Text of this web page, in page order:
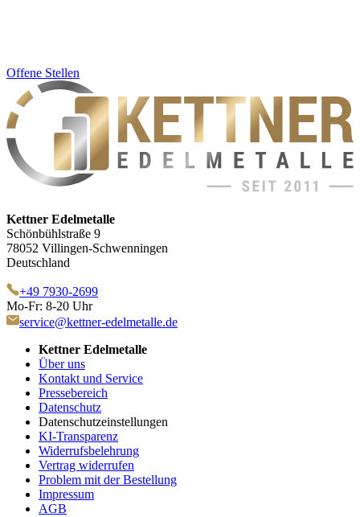
Offene Stellen
Kettner Edelmetalle
Schönbühlstraße 9
78052 Villingen-Schwenningen
Deutschland
+49 7930-2699
Mo-Fr: 8-20 Uhr
service@kettner-edelmetalle.de
Kettner Edelmetalle
Über uns
Kontakt und Service
Pressebereich
Datenschutz
Datenschutzeinstellungen
KI-Transparenz
Widerrufsbelehrung
Vertrag widerrufen
Problem mit der Bestellung
Impressum
AGB